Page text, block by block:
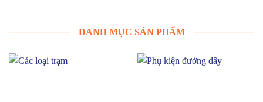
DANH MỤC SẢN PHẨM